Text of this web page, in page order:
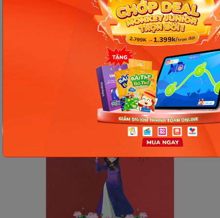
Sách có hơn 100 bài tập đa dạng như sắp xếp câu,
điền từ, viết câu hỏi… giúp rèn luyện cả 4 kỹ năng
nghe - nói - đọc - viết. Giúp cho các học viên ôn tập
và nắm vững những hệ thống từ vựng cũng như